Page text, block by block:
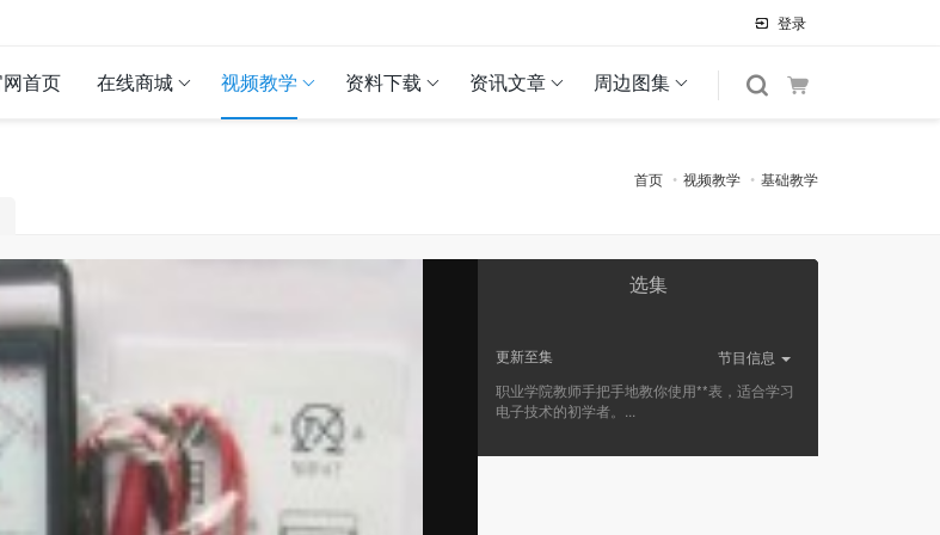
登录
首页 在线商城 视频教学 资料下载 资讯文章 周边图集
首页 视频教学 基础教学
选集
更新至集
节目信息
职业学院教师手把手地教你使用**表，适合学习
电子技术的初学者。...